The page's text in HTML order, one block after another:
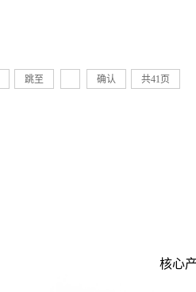
跳至 确认 共41页
核心